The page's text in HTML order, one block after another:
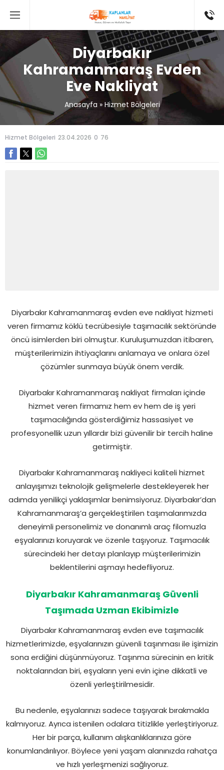
Diyarbakır
Kahramanmaraş Evden
Eve Nakliyat
Anasayfa » Hizmet Bölgeleri
Hizmet Bölgeleri 23.04.2026 0 76
Diyarbakır Kahramanmaraş evden eve nakliyat hizmeti
veren firmamız köklü tecrübesiyle taşımacılık sektöründe
öncü isimlerden biri olmuştur. Kuruluşumuzdan itibaren,
müşterilerimizin ihtiyaçlarını anlamaya ve onlara özel
çözümler sunmaya büyük önem verdik.
Diyarbakır Kahramanmaraş nakliyat firmaları içinde
hizmet veren firmamız hem ev hem de iş yeri
taşımacılığında gösterdiğimiz hassasiyet ve
profesyonellik uzun yıllardır bizi güvenilir bir tercih haline
getirmiştir.
Diyarbakır Kahramanmaraş nakliyeci kaliteli hizmet
anlayışımızı teknolojik gelişmelerle destekleyerek her
adımda yenilikçi yaklaşımlar benimsiyoruz. Diyarbakır’dan
Kahramanmaraş’a gerçekleştirilen taşımalarımızda
deneyimli personelimiz ve donanımlı araç filomuzla
eşyalarınızı koruyarak ve özenle taşıyoruz. Taşımacılık
sürecindeki her detayı planlayıp müşterilerimizin
beklentilerini aşmayı hedefliyoruz.
Diyarbakır Kahramanmaraş Güvenli
Taşımada Uzman Ekibimizle
Diyarbakır Kahramanmaraş evden eve taşımacılık
hizmetlerimizde, eşyalarınızın güvenli taşınması ile işimizin
sona erdiğini düşünmüyoruz. Taşınma sürecinin en kritik
noktalarından biri, eşyaların yeni evin içine dikkatli ve
özenli yerleştirilmesidir.
Bu nedenle, eşyalarınızı sadece taşıyarak bırakmakla
kalmıyoruz. Ayrıca istenilen odalara titizlikle yerleştiriyoruz.
Her bir parça, kullanım alışkanlıklarınıza göre
konumlandırılıyor. Böylece yeni yaşam alanınızda rahatça
ve hızlı yerleşmenizi sağlıyoruz.